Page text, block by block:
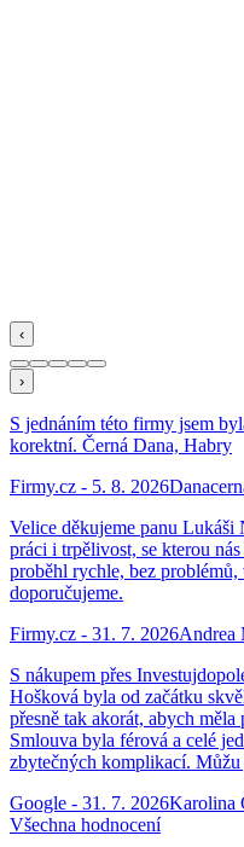
‹
›
S jednáním této firmy jsem
korektní. Černá Dana, Habry
Firmy.cz - 5. 8. 2026
Velice děkujeme panu
práci i trpělivost, se kterou
proběhl rychle, bez
doporučujeme.
Firmy.cz - 31. 7. 2026Andrea
S nákupem přes
Hošková byla od začátku
přesně tak akorát, abych měla
Smlouva byla férová a celé
zbytečných komplikací. Můžu
Google - 31. 7. 2026Karolina
Všechna hodnocení